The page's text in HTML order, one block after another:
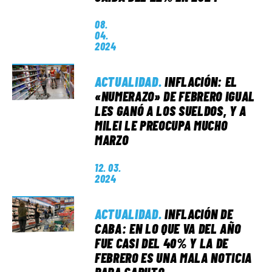
08.
04.
2024
ACTUALIDAD. INFLACIÓN: EL
«NUMERAZO» DE FEBRERO IGUAL
LES GANÓ A LOS SUELDOS, Y A
MILEI LE PREOCUPA MUCHO
MARZO
12. 03.
2024
ACTUALIDAD. INFLACIÓN DE
CABA: EN LO QUE VA DEL AÑO
FUE CASI DEL 40% Y LA DE
FEBRERO ES UNA MALA NOTICIA